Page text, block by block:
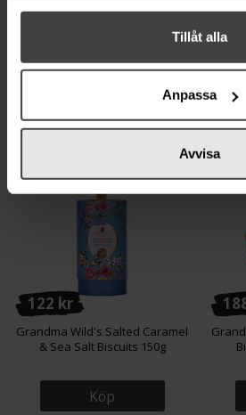
Tillåt alla
Anpassa
Avvisa
56 kr
Grandma Wild's Havrekex med
122 kr
Grandma Wild's Salted Caramel
& Sea Salt Biscuits 150g
Köp